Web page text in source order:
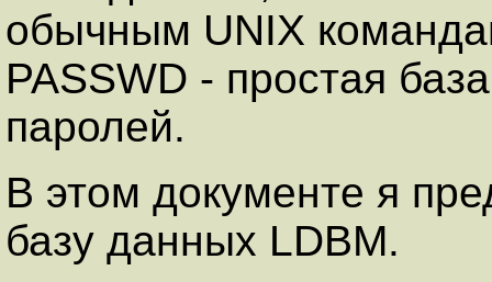
обычным UNIX
PASSWD - простая
паролей.
В этом документе я
базу данных LDBM.